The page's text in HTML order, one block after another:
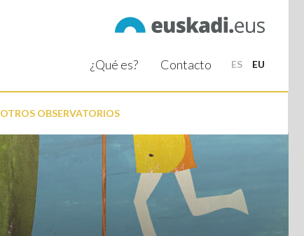
ES EU
OTROS OBSERVATORIOS
¿Qué es? Contacto